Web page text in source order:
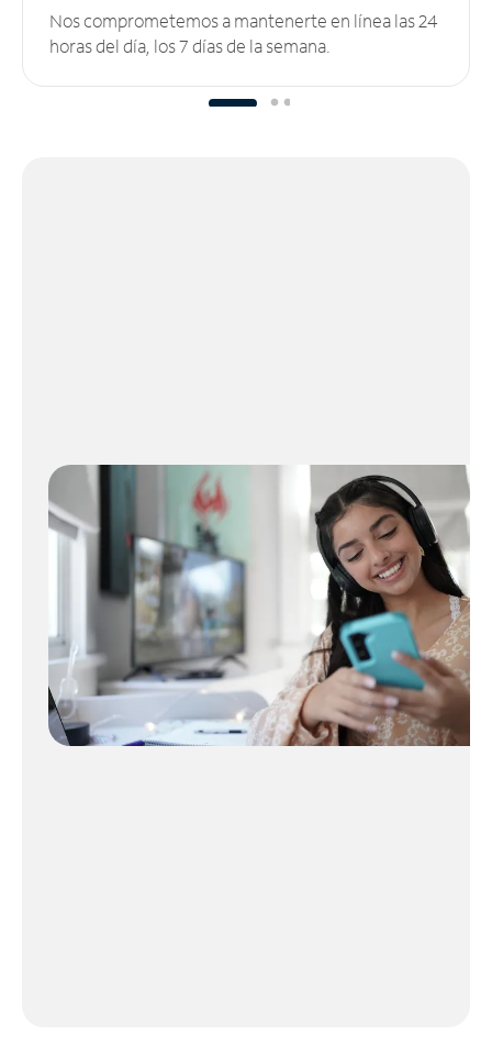
Nos comprometemos a mantenerte en línea las 24
horas del día, los 7 días de la semana.